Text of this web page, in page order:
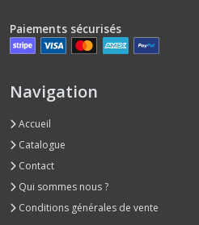
Paiements sécurisés
Navigation
Accueil
Catalogue
Contact
Qui sommes nous ?
Conditions générales de vente